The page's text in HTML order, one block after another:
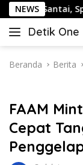
Langsung
ke
konten
NEWS
Spot Foto, dan
Detik One
Tajam
Fakta
Beranda Berita
FAAM
Cepat